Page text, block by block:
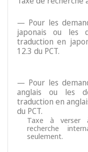
— Pour les
japonais ou les
traduction en
12.3 du PCT.
— Pour les
anglais ou les
traduction en
du PCT.
Taxe à verser
recherche
seulement.